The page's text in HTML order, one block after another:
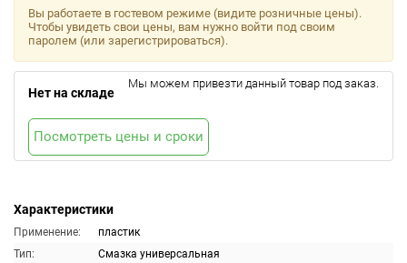
Характеристики
Применение:
пластик
Тип:
Смазка универсальная
Вы работаете в гостевом режиме (видите розничные цены).
Чтобы увидеть свои цены, вам нужно войти под своим
паролем (или зарегистрироваться).
Нет на складе
Мы можем привезти данный товар под заказ.
Посмотреть цены и сроки